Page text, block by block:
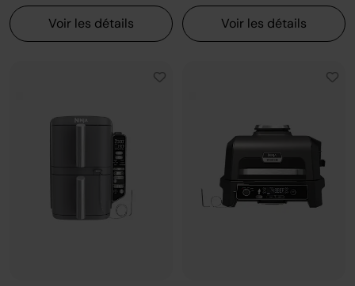
Voir les détails Voir les détails